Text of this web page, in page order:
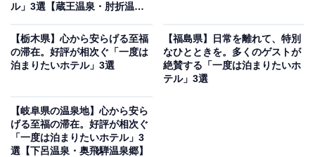
皆生温泉 湯喜望 白扇（画像：「皆生温泉 湯喜望 白扇」公式Webサイトよ
「皆生温泉 湯喜望 白扇」は、雄大な日本海を目前に望む
絶好のロケーションが魅力の宿です。オーシャンビュー
の客室には、展望ジャグジーバスや露天風呂を備えた部
屋もあり、日本海の絶景を独り占めしながら湯浴みを楽
しめます。露天風呂棟「湯喜望殿」の温泉や、旬の贅を
凝縮した「極会席」などの料理も自慢です。
ル」3選【蔵王温泉・肘折温
【栃木県】心から安らげる至福
の滞在。好評が相次ぐ「一度は
泊まりたいホテル」3選
【福島県】日常を離れて、特別
なひとときを。多くのゲストが
絶賛する「一度は泊まりたいホ
テル」3選
【岐阜県の温泉地】心から安ら
げる至福の滞在。好評が相次ぐ
「一度は泊まりたいホテル」3
選【下呂温泉・奥飛騨温泉郷】